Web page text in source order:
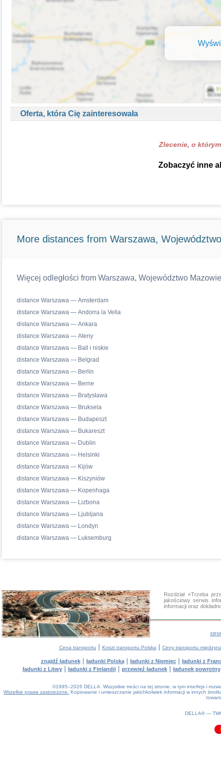
Oferta, która Cię zainteresowała
Zlecenie, o
Zobaczyć inne
More distances from Warszawa,
Więcej odległości from Warszawa, Województwo
distance Warszawa — Amsterdam
distance Warszawa — Andorra la Vella
distance Warszawa — Ankara
distance Warszawa — Ateny
distance Warszawa — Ball i niskie
distance Warszawa — Belgrad
distance Warszawa — Berlin
distance Warszawa — Berne
distance Warszawa — Bratysława
distance Warszawa — Bruksela
distance Warszawa — Budapeszt
distance Warszawa — Bukareszt
distance Warszawa — Dublin
distance Warszawa — Helsinki
distance Warszawa — Kijów
distance Warszawa — Kiszyniów
distance Warszawa — Kopenhaga
distance Warszawa — Lizbona
distance Warszawa — Ljubljana
distance Warszawa — Londyn
distance Warszawa — Luksemburg
Rozdział «Trzeba
jakościowy serwis
informacji oraz
Cena transportu | Koszt transportu Polska | Ceny transportu
znajdź ładunek| ładunki Polska| ładunki z Niemiec| ładunki z
ładunki z Litwy| ładunki z Finlandii| przewieź ładunek| ładunek powrotny
©1995–2026 DELLA. Wszystkie treści na tej stronie, w tym interfejs i
Wszelkie prawa zastrzeżone.
Kopiowanie i umieszczanie jakichkolwiek informacji w innych
DELLA® —